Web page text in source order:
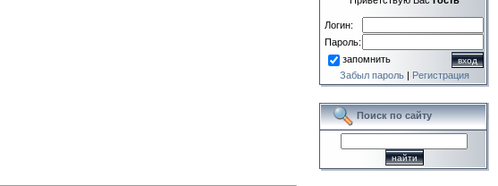
Логин:
Пароль:
запомнить
Забыл пароль| Регистрация
Поиск по сайту